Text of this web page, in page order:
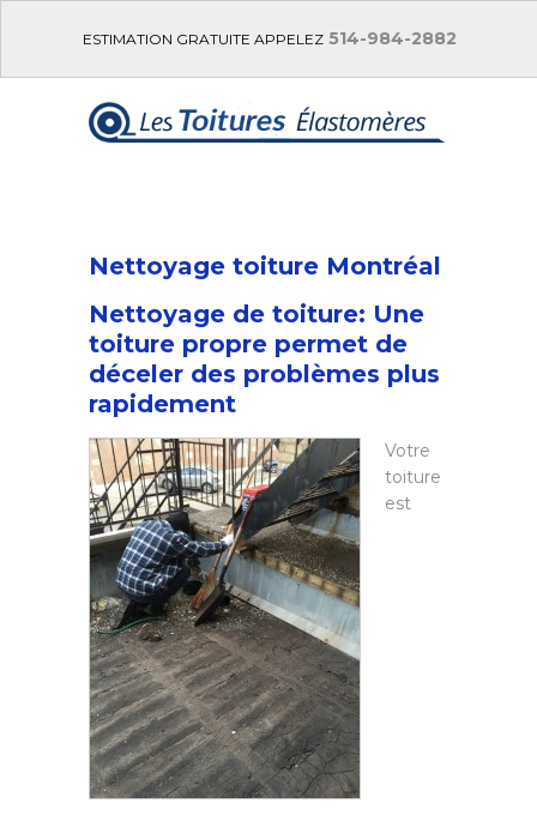
ESTIMATION GRATUITE APPELEZ 514-984-2882
Nettoyage toiture Montréal
Nettoyage de toiture: Une
toiture propre permet de
déceler des problèmes plus
rapidement
Votre
toiture
est